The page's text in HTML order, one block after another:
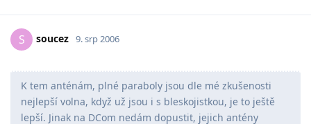
S soucez 9. srp 2006
K tem anténám, plné paraboly jsou dle mé zkušenosti
nejlepší volna, když už jsou i s bleskojistkou, je to ještě
lepší. Jinak na DCom nedám dopustit, jejich antény